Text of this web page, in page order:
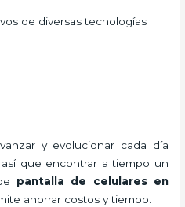
de diversas tecnologías
y evolucionar cada día
que encontrar a tiempo un
pantalla de celularesen
ahorrar costos y tiempo.